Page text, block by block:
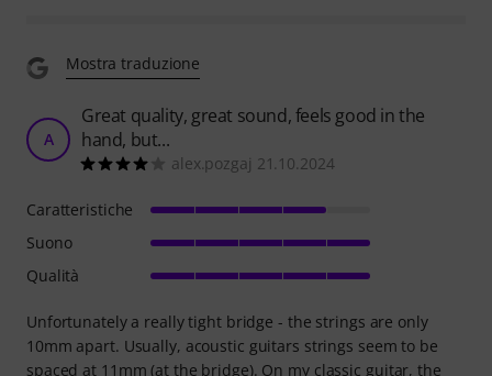
Mostra traduzione
A
Great quality, great sound, feels good in the
hand, but...
alex.pozgaj 21.10.2024
Unfortunately a really tight bridge - the strings are only
10mm apart. Usually, acoustic guitars strings seem to be
spaced at 11mm (at the bridge). On my classic guitar, the
Caratteristiche
Suono
Qualità